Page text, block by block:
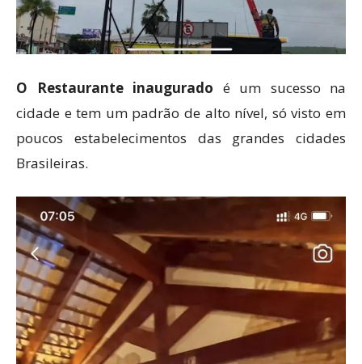
O Restaurante inaugurado é um sucesso na
cidade e tem um padrão de alto nível, só visto em
poucos estabelecimentos das grandes cidades
Brasileiras.